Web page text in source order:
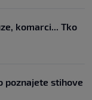
komarci... Tko
poznajete stihove